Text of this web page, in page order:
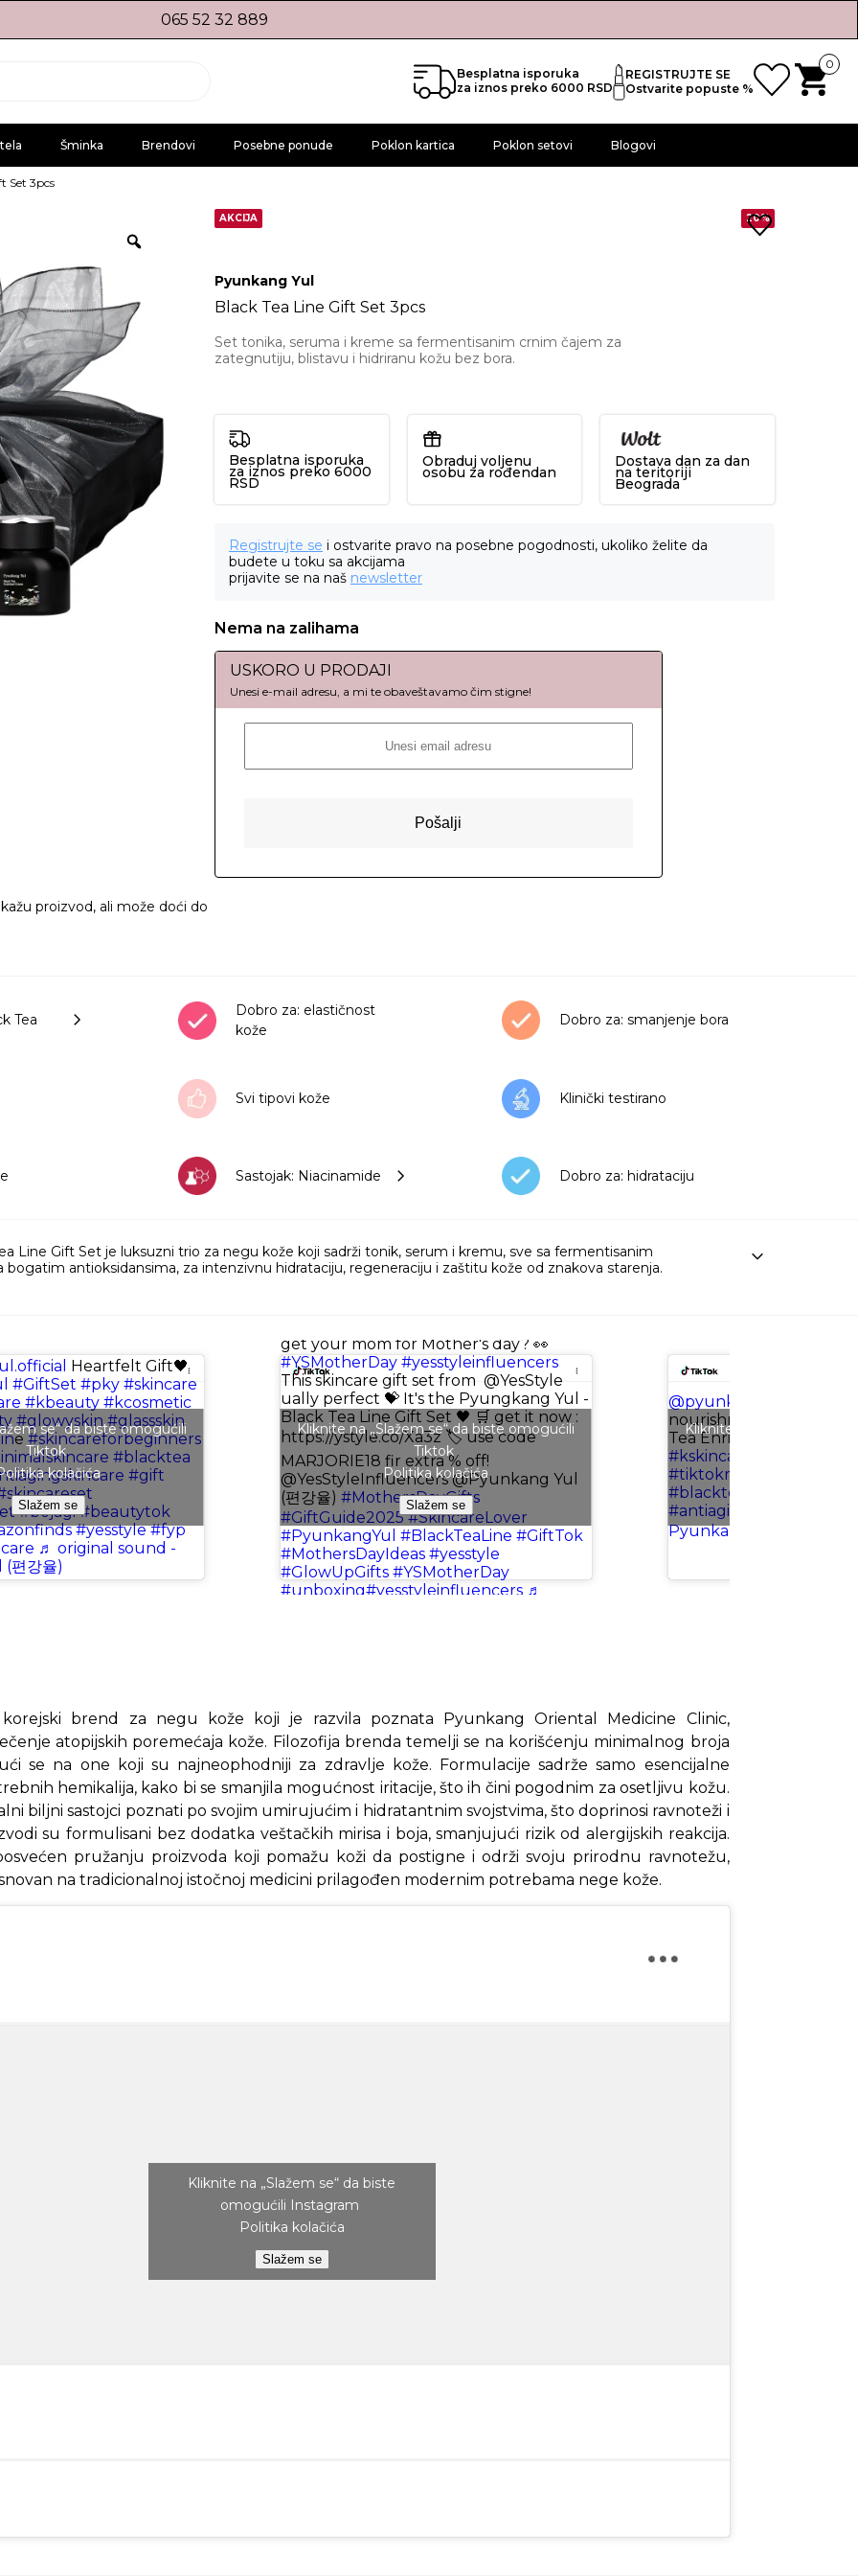
065 52 32 889
Besplatna isporuka
za iznos preko 6000 RSD
REGISTRUJTE SE
Ostvarite popuste %
0
Šminka Brendovi Posebne ponude Poklon kartica Poklon setovi Blogovi
Set 3pcs
AKCIJA 20%
Pyunkang Yul
Black Tea Line Gift Set 3pcs
Set tonika, seruma i kreme sa fermentisanim crnim čajem za
zategnutiju, blistavu i hidriranu kožu bez bora.
Besplatna isporuka
za iznos preko 6000
RSD
Obraduj voljenu
osobu za rođendan
Dostava dan za dan
na teritoriji
Beograda
Registrujte se i ostvarite pravo na posebne pogodnosti, ukoliko želite da
budete u toku sa akcijama
prijavite se na naš newsletter
Nema na zalihama
USKORO U PRODAJI
proizvod, ali može doći do
Tea
Dobro za: elastičnost
kože
Dobro za: smanjenje bora
Svi tipovi kože Klinički testirano
Sastojak: Niacinamide Dobro za: hidrataciju
Line Gift Set je luksuzni trio za negu kože koji sadrži tonik, serum i kremu, sve sa fermentisanim
antioksidansima, za intenzivnu hidrataciju, regeneraciju i zaštitu kože od znakova starenja.
Heartfelt Gift🖤
#GiftSet #pky #skincare
#kbeauty #kcosmetic
#glowyskin #glassskin
e #skincareforbeginners
#blacktea
#gift
#bojagi #beautytok
#yesstyle #fyp
♬ original sound -
편강율)
se“ da biste omogućili
Tiktok
kolačića
Slažem se
get your mom for Mother's day? 👀
#YSMotherDay #yesstyleinfluencers
This skincare gift set from ⁨@YesStyle
ually perfect 💝 It's the Pyungkang Yul -
Black Tea Line Gift Set 🖤 🛒 get it now :
https://ystyle.co/Xa3z 🏷️ use code
MARJORIE18 fir extra % off!
@YesStyleInfluencers @Pyunkang Yul
(편강율) #MothersDayGifts
#GiftGuide2025 #SkincareLover
#PyunkangYul #BlackTeaLine #GiftTok
#MothersDayIdeas #yesstyle
#GlowUpGifts #YSMotherDay
#unboxing#yesstyleinfluencers ♬
Kliknite na „Slažem se“ da biste omogućili
Tiktok
Politika kolačića
Slažem se
@pyunkangyul.official
nourishment for loose
Tea Enriched Cream
#kskincare
#tiktokmademebuyit
#blacktea
#antiagingskincare
Pyunkang Yul (편강율)
Kliknite na „Slažem se“
brend za negu kože koji je razvila poznata Pyunkang Oriental Medicine Clinic,
atopijskih poremećaja kože. Filozofija brenda temelji se na korišćenju minimalnog broja
se na one koji su najneophodniji za zdravlje kože. Formulacije sadrže samo esencijalne
hemikalija, kako bi se smanjila mogućnost iritacije, što ih čini pogodnim za osetljivu kožu.
biljni sastojci poznati po svojim umirujućim i hidratantnim svojstvima, što doprinosi ravnoteži i
su formulisani bez dodatka veštačkih mirisa i boja, smanjujući rizik od alergijskih reakcija.
pružanju proizvoda koji pomažu koži da postigne i održi svoju prirodnu ravnotežu,
na tradicionalnoj istočnoj medicini prilagođen modernim potrebama nege kože.
Kliknite na „Slažem se“ da biste
omogućili Instagram
Politika kolačića
Slažem se